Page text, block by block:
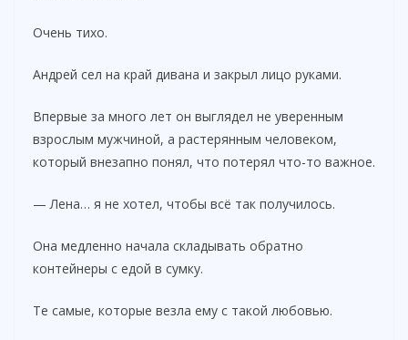
Очень тихо.
Андрей сел на край дивана и закрыл лицо руками.
Впервые за много лет он выглядел не уверенным
взрослым мужчиной, а растерянным человеком,
который внезапно понял, что потерял что-то важное.
— Лена… я не хотел, чтобы всё так получилось.
Она медленно начала складывать обратно
контейнеры с едой в сумку.
Те самые, которые везла ему с такой любовью.